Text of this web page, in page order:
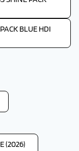
BLUE HDI
(2026)